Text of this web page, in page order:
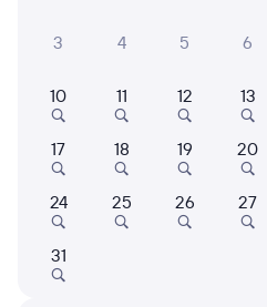
Куда
Когда
Кто едет
Найти
3 4 5 6
10 11 12 13
17 18 19 20
24 25 26 27
31